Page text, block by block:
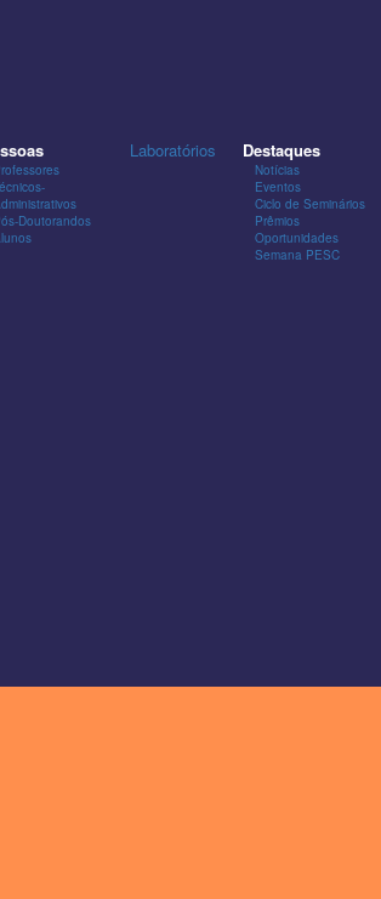
Doutorandos
Laboratórios Destaques
Notícias
Eventos
Ciclo de Seminários
Prêmios
Oportunidades
Semana PESC